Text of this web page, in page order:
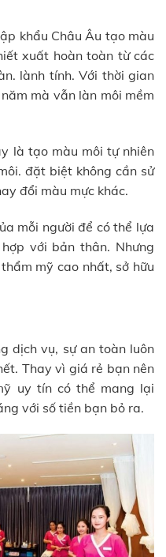
khẩu Châu Âu tạo màu
xuất hoàn toàn từ các
lành tính. Với thời gian
mà vẫn làn môi mềm
là tạo màu môi tự nhiên
đặt biệt không cần sử
đổi màu mực khác.
mỗi người để có thể lựa
với bản thân. Nhưng
mỹ cao nhất, sở hữu
dịch vụ, sự an toàn luôn
Thay vì giá rẻ bạn nên
uy tín có thể mang lại
với số tiền bạn bỏ ra.